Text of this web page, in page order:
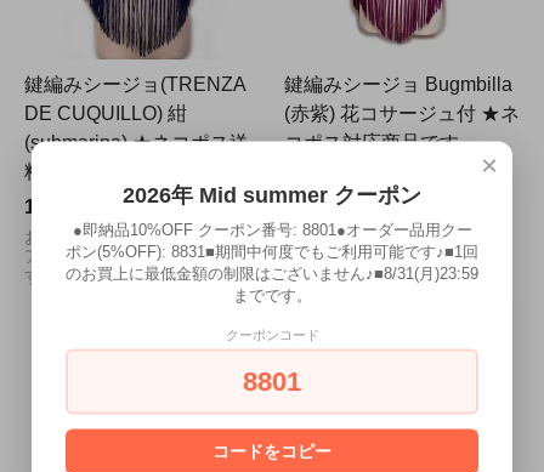
鍵編みシージョ(TRENZA
DE CUQUILLO) 紺
(submarina) ★ネコポス送
料無料
19,200円(内税)
お手持ちのお衣装をグレード
アップする鍵編みシージョで
す!
鍵編みシージョ Bugmbilla
(赤紫) 花コサージュ付 ★ネ
コポス対応商品です
お手持ちのお衣装をグレード
アップする鍵編みシージョで
す
×
2026年 Mid summer クーポン
●即納品10%OFF クーポン番号: 8801●オーダー品用クー
ポン(5%OFF): 8831■期間中何度でもご利用可能です♪■1回
のお買上に最低金額の制限はございません♪■8/31(月)23:59
までです。
クーポンコード
8801
コードをコピー